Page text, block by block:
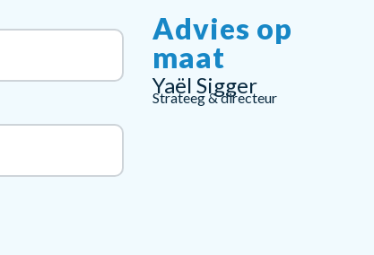
Advies op
maat
Yaël Sigger
Strateeg & directeur